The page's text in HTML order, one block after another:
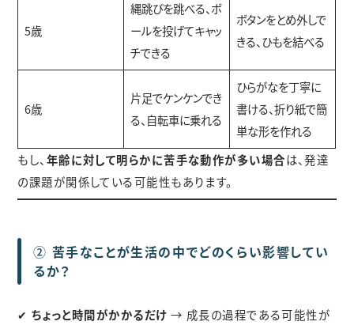
5歳
縄跳びを跳べる、ボ
ールを投げてキャッ
チできる
ボタンをとめ外しで
きる、ひもを結べる
6歳
片足でケンケンでき
る、自転車に乗れる
ひらがなを丁寧に
書ける、折り紙で簡
単な形を作れる
もし、 年齢に対して明らかに苦手な動作が多い場合は、発達
の課題が関係している可能性もあります。
② 苦手なことが生活の中でどのくらい影響してい
るか？
✔ちょっと時間がかかるだけ → 成長の過程である可能性が